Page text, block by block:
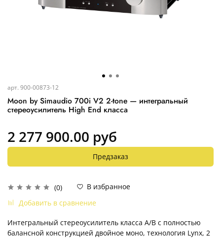
арт. 900-00873-12
Moon by Simaudio 700i V2 2-tone — интегральный
стереоусилитель High End класса
(0)
В избранное
Добавить в сравнение
2 277 900.00 руб
Предзаказ
Интегральный стереоусилитель класса A/B с полностью
балансной конструкцией двойное моно, технология Lynx, 2